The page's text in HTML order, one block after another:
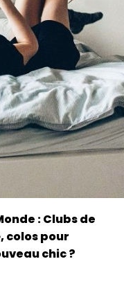
: Clubs de
colos pour
chic ?